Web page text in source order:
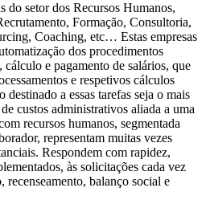
do setor dos Recursos Humanos,
Formação, Consultoria,
Coaching, etc… Estas empresas
dos procedimentos
cálculo e pagamento de salários, que
e respetivos cálculos
destinado a essas tarefas seja o mais
custos administrativos aliada a uma
recursos humanos, segmentada
representam muitas vezes
Respondem com rapidez,
às solicitações cada vez
recenseamento, balanço social e